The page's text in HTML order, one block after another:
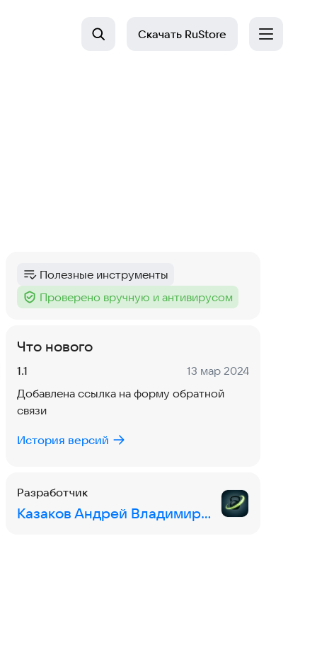
Скачать RuStore
Категория:
Полезные инструменты
Тег :
Проверено вручную и антивирусом
Что нового
Версия:
1.1 Дата:
13 мар 2024
Добавлена ссылка на форму обратной
связи
История версий
Разработчик
Казаков Андрей Владимирович